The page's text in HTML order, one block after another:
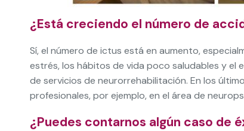
¿Está creciendo el número de
Sí, el número de ictus está en aumento,
estrés, los hábitos de vida poco saludables y el
de servicios de neurorrehabilitación. En los
profesionales, por ejemplo, en el área de
¿Puedes contarnos algún caso de